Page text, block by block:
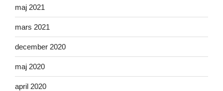
maj 2021
mars 2021
december 2020
maj 2020
april 2020